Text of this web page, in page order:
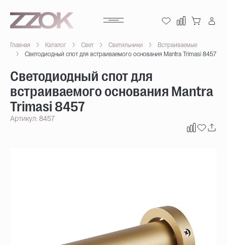
Главная Каталог Свет Светильники
Встраиваемые
Светодиодный спот для встраиваемого основания Mantra Trimasi 8457
Светодиодный спот для
встраиваемого основания Mantra
Trimasi 8457
Артикул: 8457